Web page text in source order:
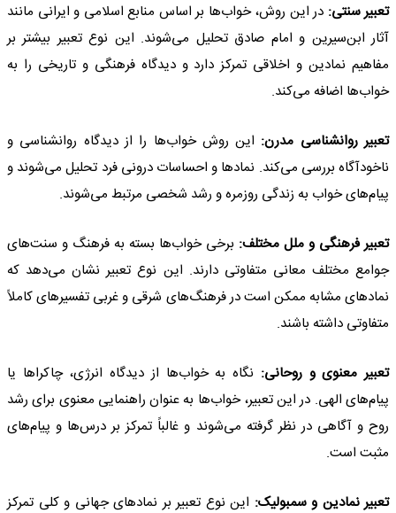
تعبیر سنتی: در این روش، خواب‌ها بر اساس منابع اسلامی و ایرانی مانند
آثار ابن‌سیرین و امام صادق تحلیل می‌شوند. این نوع تعبیر بیشتر بر
مفاهیم نمادین و اخلاقی تمرکز دارد و دیدگاه فرهنگی و تاریخی را به
خواب‌ها اضافه می‌کند.
تعبیر روانشناسی مدرن: این روش خواب‌ها را از دیدگاه روانشناسی و
ناخودآگاه بررسی می‌کند. نمادها و احساسات درونی فرد تحلیل می‌شوند و
پیام‌های خواب به زندگی روزمره و رشد شخصی مرتبط می‌شوند.
تعبیر فرهنگی و ملل مختلف: برخی خواب‌ها بسته به فرهنگ و سنت‌های
جوامع مختلف معانی متفاوتی دارند. این نوع تعبیر نشان می‌دهد که
نمادهای مشابه ممکن است در فرهنگ‌های شرقی و غربی تفسیرهای کاملاً
متفاوتی داشته باشند.
تعبیر معنوی و روحانی: نگاه به خواب‌ها از دیدگاه انرژی، چاکراها یا
پیام‌های الهی. در این تعبیر، خواب‌ها به عنوان راهنمایی معنوی برای رشد
روح و آگاهی در نظر گرفته می‌شوند و غالباً تمرکز بر درس‌ها و پیام‌های
مثبت است.
تعبیر نمادین و سمبولیک: این نوع تعبیر بر نمادهای جهانی و کلی تمرکز